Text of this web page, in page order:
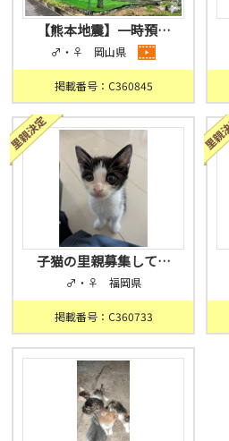
【熊本地震】一時預…
♂・♀ 岡山県
掲載番号：C360845
子猫の里親募集して…
♂・♀ 福岡県
掲載番号：C360733